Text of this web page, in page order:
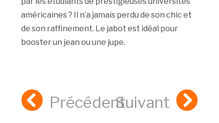
américaines ? Il n’a jamais perdu de son chic et
de son raffinement. Le jabot est idéal pour
booster un jean ou une jupe.
PrécédentSuivant